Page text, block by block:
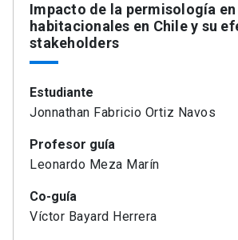
Impacto de la permisología
habitacionales en Chile y su
stakeholders
Estudiante
Jonnathan Fabricio Ortiz Navos
Profesor guía
Leonardo Meza Marín
Co-guía
Víctor Bayard Herrera